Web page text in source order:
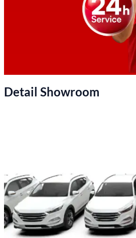
Detail Showroom